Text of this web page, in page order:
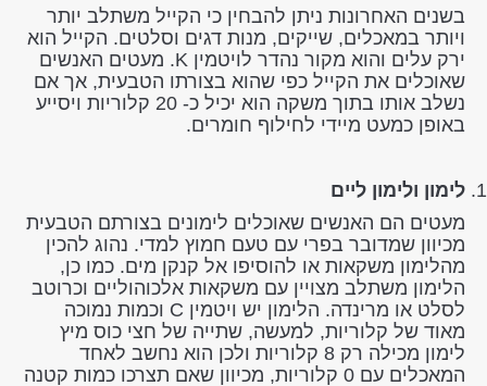
בשנים האחרונות ניתן להבחין כי הקייל משתלב יותר
ויותר במאכלים, שייקים, מנות דגים וסלטים. הקייל הוא
ירק עלים והוא מקור נהדר לויטמין K. מעטים האנשים
שאוכלים את הקייל כפי שהוא בצורתו הטבעית, אך אם
נשלב אותו בתוך משקה הוא יכיל כ- 20 קלוריות ויסייע
באופן כמעט מיידי לחילוף חומרים.
לימון ולימון ליים
מעטים הם האנשים שאוכלים לימונים בצורתם הטבעית
מכיוון שמדובר בפרי עם טעם חמוץ למדי. נהוג להכין
מהלימון משקאות או להוסיפו אל קנקן מים. כמו כן,
הלימון משתלב מצויין עם משקאות אלכוהוליים וכרוטב
לסלט או מרינדה. הלימון יש ויטמין C וכמות נמוכה
מאוד של קלוריות, למעשה, שתייה של חצי כוס מיץ
לימון מכילה רק 8 קלוריות ולכן הוא נחשב לאחד
המאכלים עם 0 קלוריות, מכיוון שאם תצרכו כמות קטנה